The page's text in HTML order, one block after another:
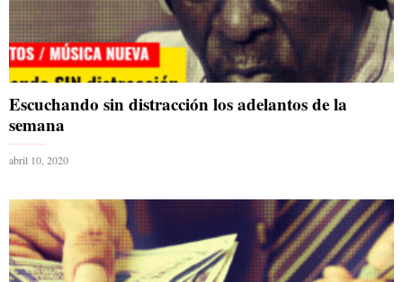
Escuchando sin distracción los adelantos de la
semana
abril 10, 2020